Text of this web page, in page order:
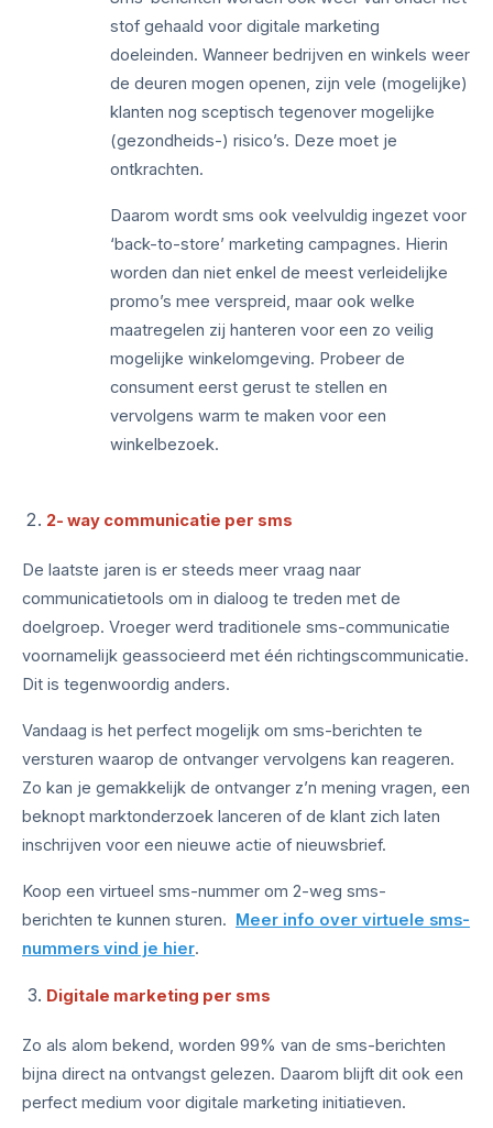
stof gehaald voor digitale marketing
doeleinden. Wanneer bedrijven en winkels weer
de deuren mogen openen, zijn vele (mogelijke)
klanten nog sceptisch tegenover mogelijke
(gezondheids-) risico’s. Deze moet je
ontkrachten.
Daarom wordt sms ook veelvuldig ingezet voor
‘back-to-store’ marketing campagnes. Hierin
worden dan niet enkel de meest verleidelijke
promo’s mee verspreid, maar ook welke
maatregelen zij hanteren voor een zo veilig
mogelijke winkelomgeving. Probeer de
consument eerst gerust te stellen en
vervolgens warm te maken voor een
winkelbezoek.
2- way communicatie per sms
De laatste jaren is er steeds meer vraag naar
communicatietools om in dialoog te treden met de
doelgroep. Vroeger werd traditionele sms-communicatie
voornamelijk geassocieerd met één richtingscommunicatie.
Dit is tegenwoordig anders.
Vandaag is het perfect mogelijk om sms-berichten te
versturen waarop de ontvanger vervolgens kan reageren.
Zo kan je gemakkelijk de ontvanger z’n mening vragen, een
beknopt marktonderzoek lanceren of de klant zich laten
inschrijven voor een nieuwe actie of nieuwsbrief.
Koop een virtueel sms-nummer om 2-weg sms-
berichten te kunnen sturen. Meer info over virtuele sms-
nummers vind je hier.
Digitale marketing per sms
Zo als alom bekend, worden 99% van de sms-berichten
bijna direct na ontvangst gelezen. Daarom blijft dit ook een
perfect medium voor digitale marketing initiatieven.